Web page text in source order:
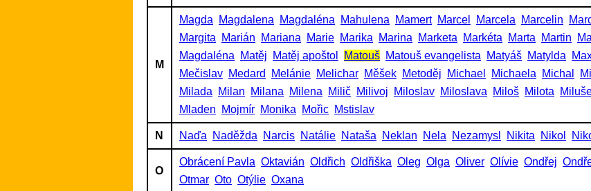
M
Magda Magdalena Magdaléna Mahulena Mamert Marcel Marcela Marcelin
Margita
Marián Mariana Marie Marika Marina Marketa Markéta Marta Martin
Magdaléna
Matěj Matěj apoštol Matouš Matouš evangelista Matyáš Matylda
Mečislav Medard Melánie Melichar Měšek Metoděj Michael Michaela Michal
Milada
Milan Milana Milena Milič Milivoj Miloslav Miloslava Miloš Milota
Mladen
Mojmír Monika Mořic Mstislav
N Naďa Naděžda Narcis Natálie Nataša Neklan Nela Nezamysl Nikita Nikol
O
Obrácení Pavla Oktavián Oldřich Oldřiška Oleg Olga Oliver Olívie Ondřej
Otmar Oto Otýlie Oxana